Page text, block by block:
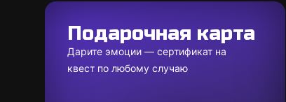
Подарочная карта
Дарите эмоции — сертификат на
квест по любому случаю